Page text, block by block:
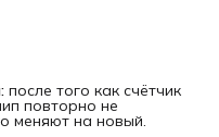
после того как счётчик
повторно не
меняют на новый.